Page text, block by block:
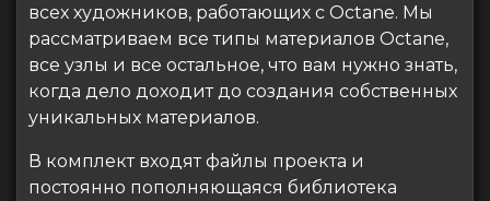
всех художников, работающих с Octane. Мы
рассматриваем все типы материалов Octane,
все узлы и все остальное, что вам нужно знать,
когда дело доходит до создания собственных
уникальных материалов.
В комплект входят файлы проекта и
постоянно пополняющаяся библиотека